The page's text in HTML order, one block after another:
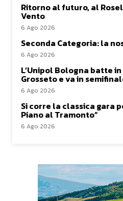
Ritorno al futuro, al
Vento
6 Ago 2026
Seconda Categoria: la
6 Ago 2026
L’Unipol Bologna batte
Grosseto e va in
6 Ago 2026
Si corre la classica gara
Piano al Tramonto”
6 Ago 2026